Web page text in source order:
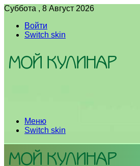
Суббота , 8 Август 2026
Войти
Switch skin
Меню
Switch skin